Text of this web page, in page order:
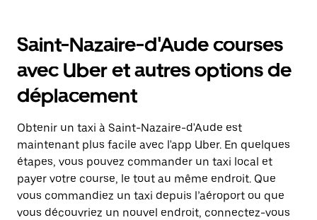
Saint-Nazaire-d'Aude courses
avec Uber et autres options de
déplacement
Obtenir un taxi à Saint-Nazaire-d'Aude est
maintenant plus facile avec l'app Uber. En quelques
étapes, vous pouvez commander un taxi local et
payer votre course, le tout au même endroit. Que
vous commandiez un taxi depuis l’aéroport ou que
vous découvriez un nouvel endroit, connectez-vous